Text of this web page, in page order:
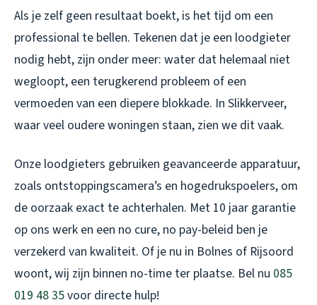
Als je zelf geen resultaat boekt, is het tijd om een
professional te bellen. Tekenen dat je een loodgieter
nodig hebt, zijn onder meer: water dat helemaal niet
wegloopt, een terugkerend probleem of een
vermoeden van een diepere blokkade. In Slikkerveer,
waar veel oudere woningen staan, zien we dit vaak.
Onze loodgieters gebruiken geavanceerde apparatuur,
zoals ontstoppingscamera’s en hogedrukspoelers, om
de oorzaak exact te achterhalen. Met 10 jaar garantie
op ons werk en een no cure, no pay-beleid ben je
verzekerd van kwaliteit. Of je nu in Bolnes of Rijsoord
woont, wij zijn binnen no-time ter plaatse. Bel nu 085
019 48 35voor directe hulp!